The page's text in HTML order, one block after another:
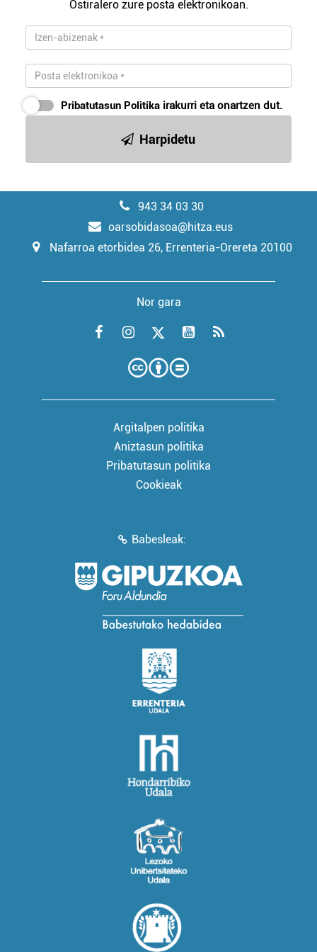
Ostiralero zure posta elektronikoan.
Pribatutasun Politika irakurri eta onartzen dut.
Harpidetu
943 34 03 30
oarsobidasoa@hitza.eus
Nafarroa etorbidea 26, Errenteria-Orereta 20100
Nor gara
Argitalpen politika
Aniztasun politika
Pribatutasun politika
Cookieak
Babesleak: